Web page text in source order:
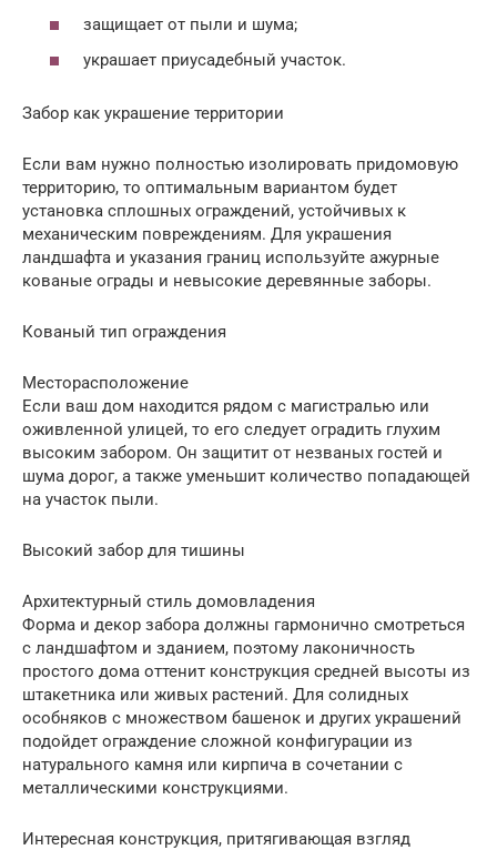
защищает от пыли и шума;
украшает приусадебный участок.
Забор как украшение территории
Если вам нужно полностью изолировать придомовую
территорию, то оптимальным вариантом будет
установка сплошных ограждений, устойчивых к
механическим повреждениям. Для украшения
ландшафта и указания границ используйте ажурные
кованые ограды и невысокие деревянные заборы.
Кованый тип ограждения
Месторасположение
Если ваш дом находится рядом с магистралью или
оживленной улицей, то его следует оградить глухим
высоким забором. Он защитит от незваных гостей и
шума дорог, а также уменьшит количество попадающей
на участок пыли.
Высокий забор для тишины
Архитектурный стиль домовладения
Форма и декор забора должны гармонично смотреться
с ландшафтом и зданием, поэтому лаконичность
простого дома оттенит конструкция средней высоты из
штакетника или живых растений. Для солидных
особняков с множеством башенок и других украшений
подойдет ограждение сложной конфигурации из
натурального камня или кирпича в сочетании с
металлическими конструкциями.
Интересная конструкция, притягивающая взгляд